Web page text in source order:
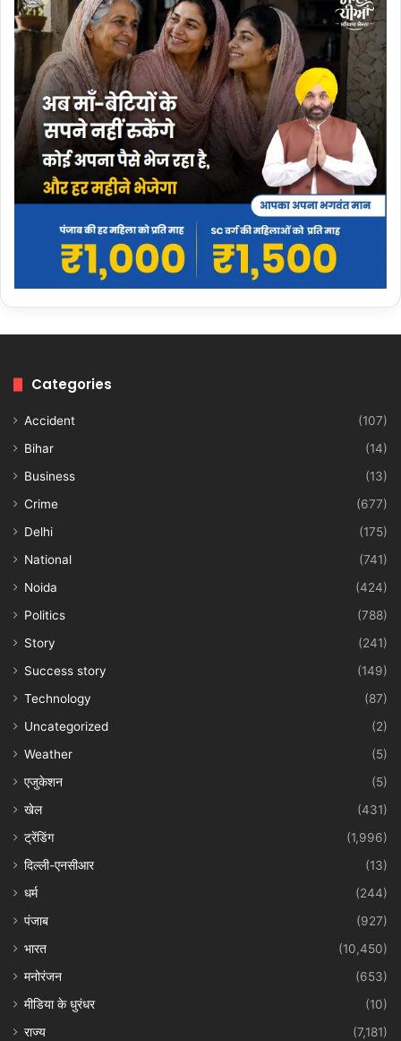
Categories
Accident
(107)
Bihar
(14)
Business
(13)
Crime
(677)
Delhi
(175)
National
(741)
Noida
(424)
Politics
(788)
Story
(241)
Success story
(149)
Technology
(87)
Uncategorized
(2)
Weather
(5)
एजुकेशन
(5)
खेल
(431)
ट्रेंडिंग
(1,996)
दिल्ली-एनसीआर
(13)
धर्म
(244)
पंजाब
(927)
भारत
(10,450)
मनोरंजन
(653)
मीडिया के धुरंधर
(10)
राज्य
(7,181)